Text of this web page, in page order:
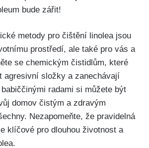
bude zářit!
metody pro čištění linolea‍ jsou
prostředí, ale také⁣ pro vás a
se chemickým čistidlům, které
agresivní​ složky a zanechávají
radami si můžete být‌
domov čistým a zdravým
Nezapomeňte, že pravidelná
‌klíčové‍ pro‌ dlouhou životnost a